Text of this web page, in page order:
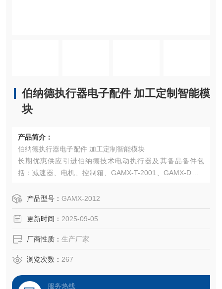
伯纳德执行器电子配件 加工定制智能模
块
产品简介：
伯纳德执行器电子配件 加工定制智能模块
长期优惠供应引进伯纳德技术电动执行器及其备品备件包
括：减速器、电机、控制箱、GAMX-T-2001、GAMX-D、G
路板、制动板、输出板、YF-220A功率控制模块、电位器、
产品型号： GAMX-2012
更新时间： 2025-09-05
厂商性质： 生产厂家
浏览次数： 267
服务热线